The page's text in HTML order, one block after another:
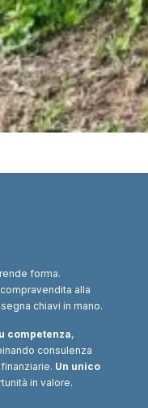
forma.
alla
chiavi in mano.
competenza,
consulenza
Un unico
in valore.